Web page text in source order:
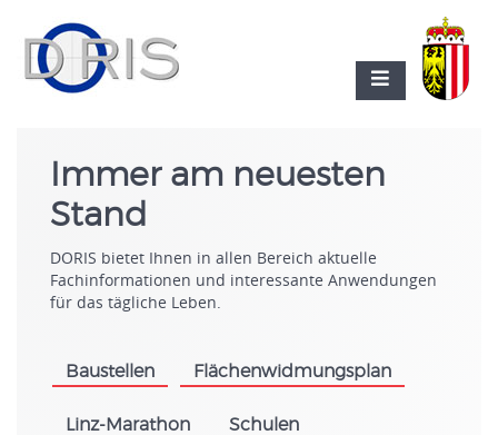
Immer am neuesten
Stand
DORIS bietet Ihnen in allen Bereich aktuelle
Fachinformationen und interessante Anwendungen
für das tägliche Leben.
Baustellen Flächenwidmungsplan
Linz-Marathon Schulen